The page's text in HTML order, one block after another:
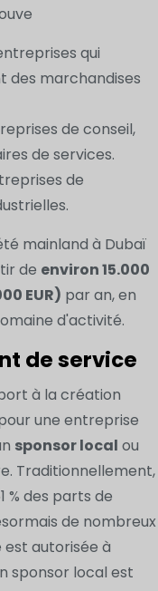
qui
des marchandises
de conseil,
de services.
de
mainland à Dubaï
de environ 15.000
EUR) par an, en
d'activité.
de service
à la création
une entreprise
sponsor local ou
Traditionnellement,
% des parts de
de nombreux
autorisée à
sponsor local est